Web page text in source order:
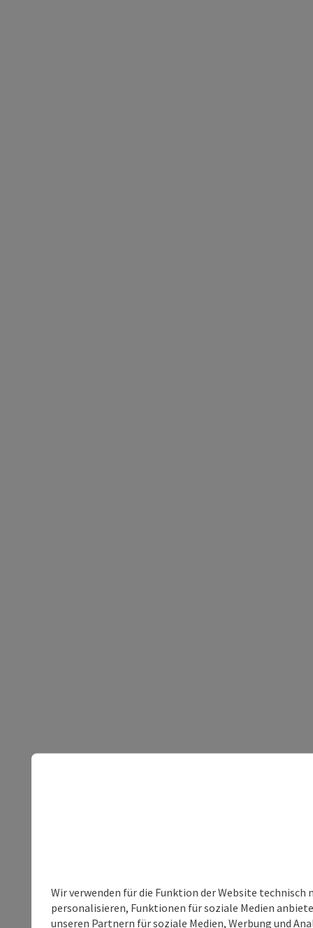
Wir verwenden für die Funktion der Website
personalisieren, Funktionen für soziale Medien
unseren Partnern für soziale Medien, Werbung und